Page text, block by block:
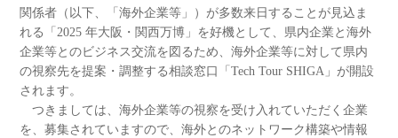
関係者（以下、「海外企業等」）が多数来日することが見込ま
れる「2025 年大阪・関西万博」を好機として、県内企業と海外
企業等とのビジネス交流を図るため、海外企業等に対して県内
の視察先を提案・調整する相談窓口「Tech Tour SHIGA」が開設
されます。
つきましては、海外企業等の視察を受け入れていただく企業
を、募集されていますので、海外とのネットワーク構築や情報